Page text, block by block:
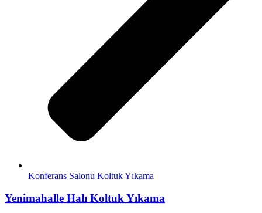
Konferans Salonu Koltuk Yıkama
Yenimahalle Halı Koltuk Yıkama